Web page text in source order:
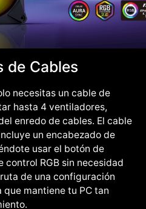
de Cables
necesitas un cable de
hasta 4 ventiladores,
enredo de cables. El cable
un encabezado de
usar el botón de
control RGB sin necesidad
de una configuración
mantiene tu PC tan